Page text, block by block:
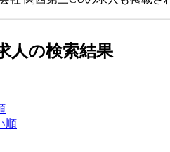
人の検索結果
順